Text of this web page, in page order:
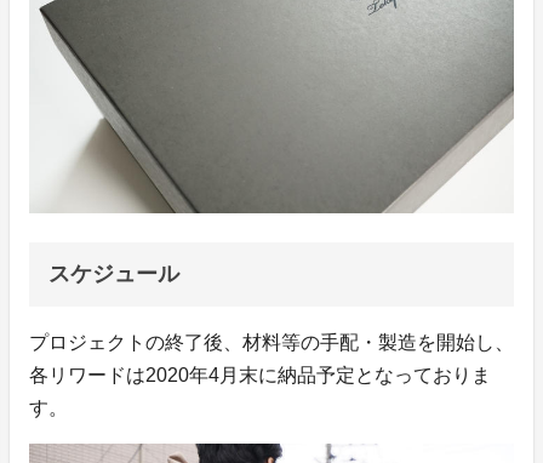
スケジュール
プロジェクトの終了後、材料等の手配・製造を開始し、
各リワードは2020年4月末に納品予定となっておりま
す。